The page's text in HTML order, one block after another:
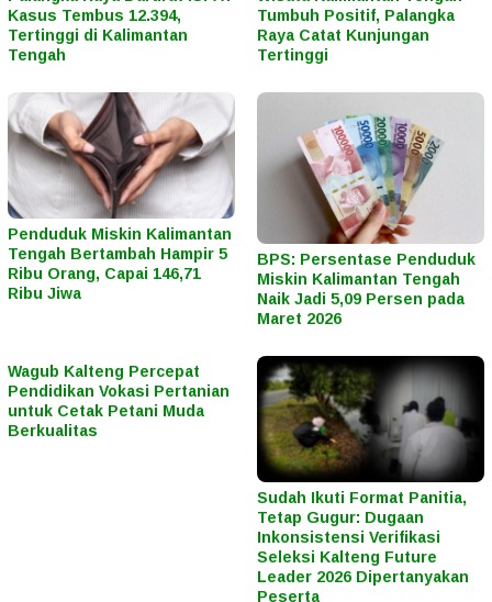
Kasus Tembus 12.394,
Tertinggi di Kalimantan
Tengah
Tumbuh Positif, Palangka
Raya Catat Kunjungan
Tertinggi
Penduduk Miskin Kalimantan
Tengah Bertambah Hampir 5
Ribu Orang, Capai 146,71
Ribu Jiwa
BPS: Persentase Penduduk
Miskin Kalimantan Tengah
Naik Jadi 5,09 Persen pada
Maret 2026
Wagub Kalteng Percepat
Pendidikan Vokasi Pertanian
untuk Cetak Petani Muda
Berkualitas
Sudah Ikuti Format Panitia,
Tetap Gugur: Dugaan
Inkonsistensi Verifikasi
Seleksi Kalteng Future
Leader 2026 Dipertanyakan
Peserta